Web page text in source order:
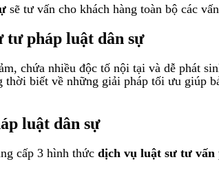
sẽ tư vấn cho khách hàng toàn bộ các
tư pháp luật dân sự
chứa nhiều độc tố nội tại và dễ phát
biết về những giải pháp tối ưu giúp
luật dân sự
cấp 3 hình thức dịch vụ luật sư tư vấn